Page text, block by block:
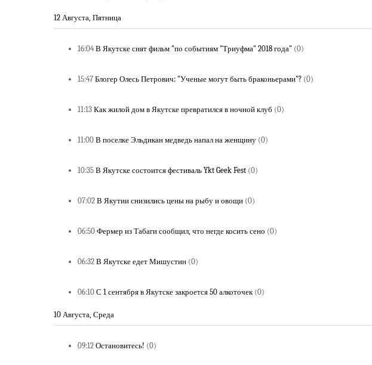
12 Августа, Пятница
16:04 В Якутске снят фильм "по событиям "Триуфма" 2018 года" (0)
15:47 Блогер Олесь Петрович: "Ученые могут быть браконьерами"? (0)
11:13 Как жилой дом в Якутске превратился в ночной клуб (0)
11:00 В поселке Эльдикан медведь напал на женщину (0)
10:35 В Якутске состоится фестиваль Ykt Geek Fest (0)
07:02 В Якутии снизились цены на рыбу и овощи (0)
06:50 Фермер из Табаги сообщил, что негде косить сено (0)
06:32 В Якутске едет Мишустин (0)
06:10 С 1 сентября в Якутске закроется 50 алкоточек (0)
10 Августа, Среда
09:12 Остановитесь! (0)